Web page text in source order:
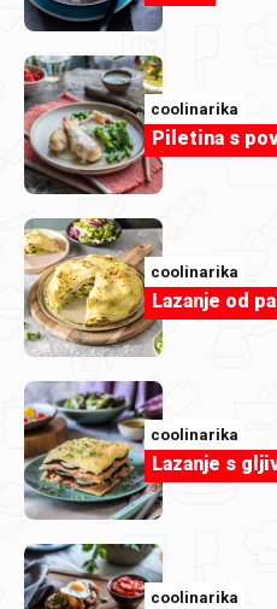
coolinarika
Mini cheesecake s
Chocolate
Affogato s
coolinarika
Piletina s
coolinarika
Lazanje od
coolinarika
Lazanje s
coolinarika